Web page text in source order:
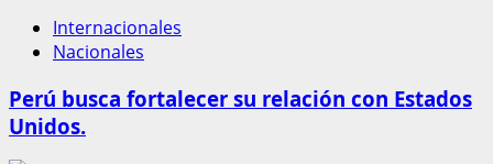
Internacionales
Nacionales
Perú busca fortalecer su relación con Estados
Unidos.